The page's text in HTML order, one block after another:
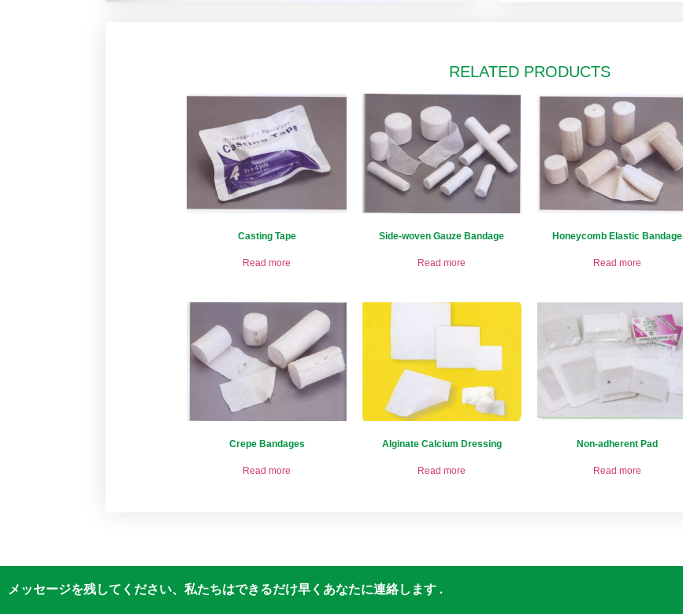
RELATED PRODUCTS
Casting Tape
Read more
Side-woven Gauze Bandage
Read more
Honeycomb Elastic Bandage
Read more
Crepe Bandages
Read more
Alginate Calcium Dressing
Read more
Non-adherent Pad
Read more
メッセージを残してください、私たちはできるだけ早くあなたに連絡します .